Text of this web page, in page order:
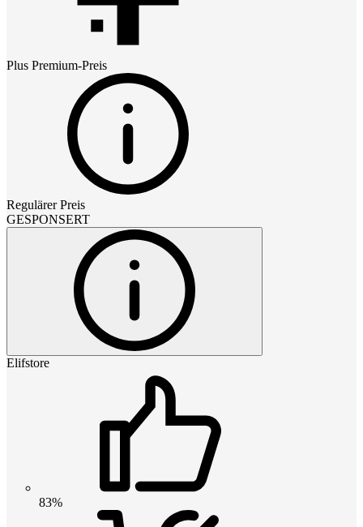
Plus Premium-Preis
Regulärer Preis
GESPONSERT
Elifstore
83%